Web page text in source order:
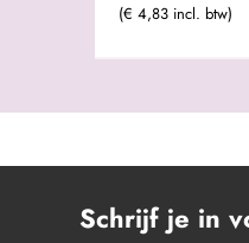
(€ 4,83 incl. btw)
Schrijf je in